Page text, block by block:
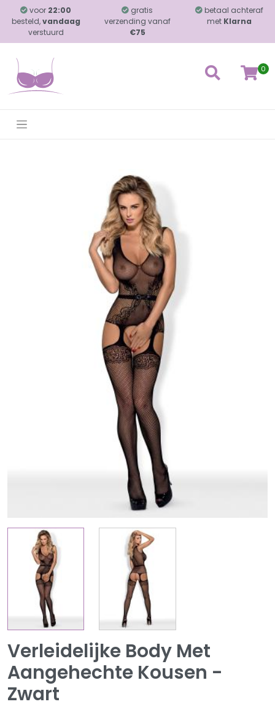
voor 22:00
besteld,vandaag
verstuurd
gratis
verzending vanaf
€75
betaal achteraf
met Klarna
0
Verleidelijke Body Met
Aangehechte Kousen -
Zwart